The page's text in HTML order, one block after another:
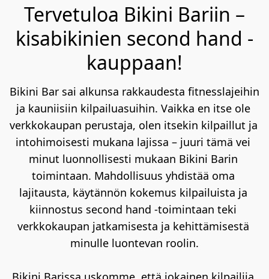
Tervetuloa Bikini Bariin –
kisabikinien second hand -
kauppaan!
Bikini Bar sai alkunsa rakkaudesta fitnesslajeihin
ja kauniisiin kilpailuasuihin. Vaikka en itse ole
verkkokaupan perustaja, olen itsekin kilpaillut ja
intohimoisesti mukana lajissa – juuri tämä vei
minut luonnollisesti mukaan Bikini Barin
toimintaan. Mahdollisuus yhdistää oma
lajitausta, käytännön kokemus kilpailuista ja
kiinnostus second hand -toimintaan teki
verkkokaupan jatkamisesta ja kehittämisestä
minulle luontevan roolin.